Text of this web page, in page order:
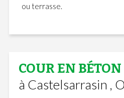
ou terrasse.
COUR EN
à Castelsarrasin ,